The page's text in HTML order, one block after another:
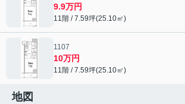
9.9万円
11階 / 7.59坪(25.10㎡)
1107
10万円
11階 / 7.59坪(25.10㎡)
地図